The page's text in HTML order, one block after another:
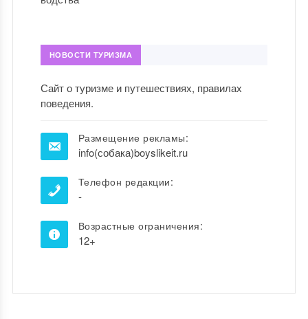
НОВОСТИ ТУРИЗМА
Сайт о туризме и путешествиях, правилах
поведения.
Размещение рекламы:
info(собака)boyslikeit.ru
Телефон редакции:
-
Возрастные ограничения:
12+